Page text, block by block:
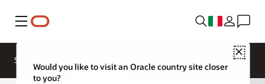
Menu
Close
Would you like to visit an Oracle country site closer
to you?
Solutions
Contatta
esperto
del settore